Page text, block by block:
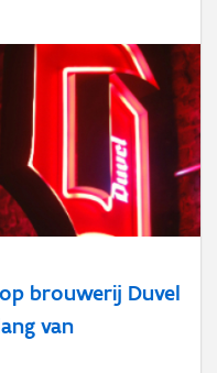
brouwerij Duvel
van